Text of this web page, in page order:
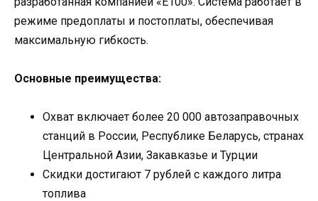
режиме предоплаты и постоплаты, обеспечивая
максимальную гибкость.
Основные преимущества:
Охват включает более 20 000 автозаправочных
станций в России, Республике Беларусь, странах
Центральной Азии, Закавказье и Турции
Скидки достигают 7 рублей с каждого литра
топлива